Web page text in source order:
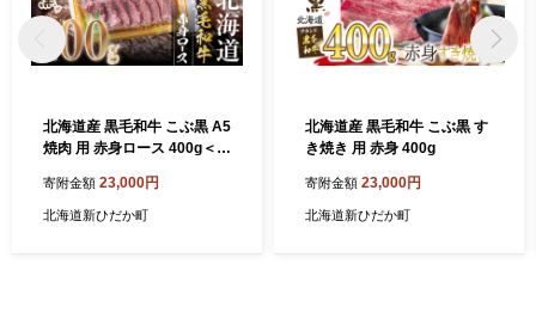
北海道産 黒毛和牛 こぶ黒 A5
焼肉 用 赤身ロース 400g＜L
寄附金額 23,000円
北海道新ひだか町
北海道産 黒毛和牛 こぶ黒 す
き焼き 用 赤身 400g
寄附金額 23,000円
北海道新ひだか町